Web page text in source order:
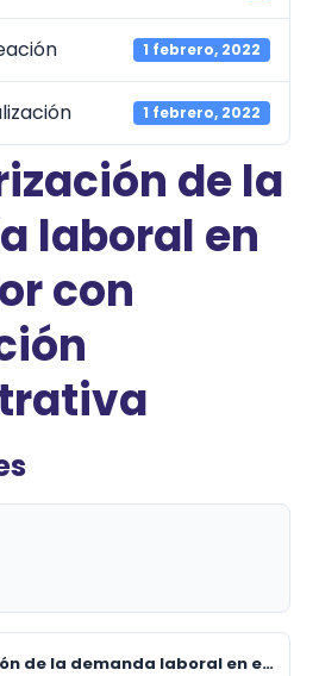
1 febrero, 2022
1 febrero, 2022
de la
laboral en
con
Caracterización de la demanda laboral en el Ecuador con información administrativa